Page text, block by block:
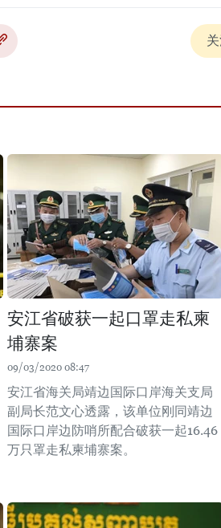
安江省破获一起口罩走私柬
埔寨案
09/03/2020 08:47
安江省海关局靖边国际口岸海关支局
副局长范文心透露，该单位刚同靖边
国际口岸边防哨所配合破获一起16.46
万只罩走私柬埔寨案。